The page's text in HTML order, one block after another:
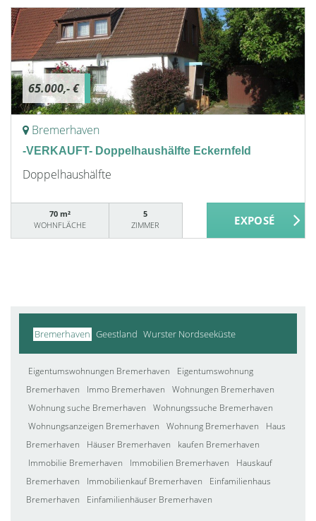
65.000,- €
Bremerhaven
-VERKAUFT- Doppelhaushälfte Eckernfeld
Doppelhaushälfte
70 m²
WOHNFLÄCHE
5
ZIMMER
Bremerhaven Geestland Wurster Nordseeküste
Eigentumswohnungen Bremerhaven
Eigentumswohnung
Bremerhaven
Immo Bremerhaven
Wohnungen Bremerhaven
Wohnung suche Bremerhaven
Wohnungssuche Bremerhaven
Wohnungsanzeigen Bremerhaven
Wohnung Bremerhaven
Haus
Bremerhaven
Häuser Bremerhaven
kaufen Bremerhaven
Immobilie Bremerhaven
Immobilien Bremerhaven
Hauskauf
Bremerhaven
Immobilienkauf Bremerhaven
Einfamilienhaus
Bremerhaven
Einfamilienhäuser Bremerhaven